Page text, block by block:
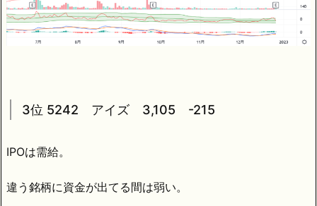
3位 5242 アイズ 3,105 -215
IPOは需給。
違う銘柄に資金が出てる間は弱い。